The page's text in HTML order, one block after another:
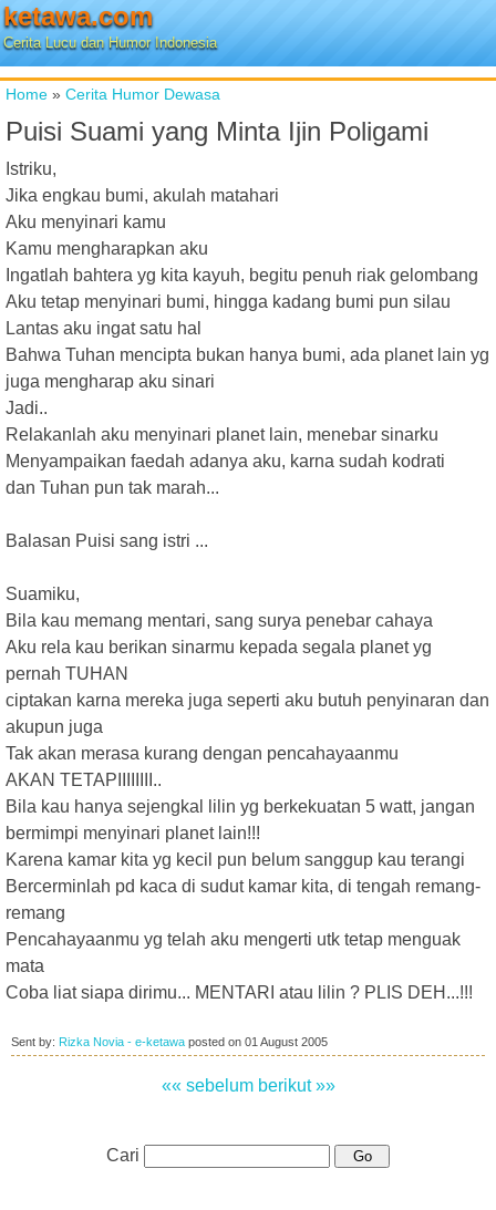
ketawa.com
Cerita Lucu dan Humor Indonesia
Home » Cerita Humor Dewasa
Puisi Suami yang Minta Ijin Poligami
Istriku,
Jika engkau bumi, akulah matahari
Aku menyinari kamu
Kamu mengharapkan aku
Ingatlah bahtera yg kita kayuh, begitu penuh riak gelombang
Aku tetap menyinari bumi, hingga kadang bumi pun silau
Lantas aku ingat satu hal
Bahwa Tuhan mencipta bukan hanya bumi, ada planet lain yg
juga mengharap aku sinari
Jadi..
Relakanlah aku menyinari planet lain, menebar sinarku
Menyampaikan faedah adanya aku, karna sudah kodrati
dan Tuhan pun tak marah...
Balasan Puisi sang istri ...
Suamiku,
Bila kau memang mentari, sang surya penebar cahaya
Aku rela kau berikan sinarmu kepada segala planet yg
pernah TUHAN
ciptakan karna mereka juga seperti aku butuh penyinaran dan
akupun juga
Tak akan merasa kurang dengan pencahayaanmu
AKAN TETAPIIIIIIII..
Bila kau hanya sejengkal lilin yg berkekuatan 5 watt, jangan
bermimpi menyinari planet lain!!!
Karena kamar kita yg kecil pun belum sanggup kau terangi
Bercerminlah pd kaca di sudut kamar kita, di tengah remang-
remang
Pencahayaanmu yg telah aku mengerti utk tetap menguak
mata
Coba liat siapa dirimu... MENTARI atau lilin ? PLIS DEH...!!!
Sent by: Rizka Novia - e-ketawa posted on 01 August 2005
«« sebelum berikut »»
Cari